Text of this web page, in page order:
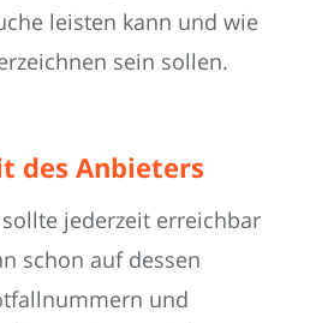
leisten kann und wie
sein sollen.
des Anbieters
jederzeit erreichbar
schon auf dessen
und